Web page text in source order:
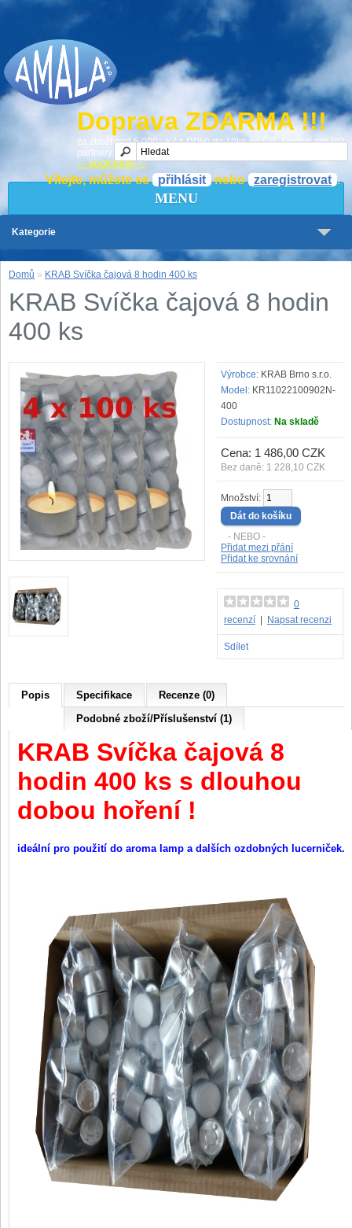
Doprava ZDARMA !!!
za zboží nad 5 000,- Kč s DPH) do 19kg po ČR. Neplatí pro VO
partnery.
--- podrobněji ---
Vítejte, můžete se přihlásit nebo zaregistrovat .
MENU
Kategorie
Domů » KRAB Svíčka čajová 8 hodin 400 ks
KRAB Svíčka čajová 8 hodin
400 ks
Výrobce: KRAB Brno s.r.o.
Model: KR11022100902N-
400
Dostupnost: Na skladě
Cena: 1 486,00 CZK
Bez daně: 1 228,10 CZK
Množství:
- NEBO -
Přidat mezi přání
Přidat ke srovnání
0
recenzí
Napsat recenzi
Sdílet
Popis Specifikace
Recenze (0)
Podobné zboží/Příslušenství (1)
KRAB Svíčka čajová 8
hodin 400 ks s dlouhou
dobou hoření !
ideální pro použití do aroma lamp a dalších ozdobných lucerniček.